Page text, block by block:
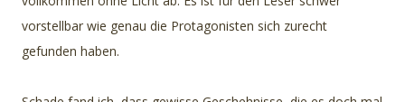
vorstellbar wie genau die Protagonisten sich zurecht
gefunden haben.